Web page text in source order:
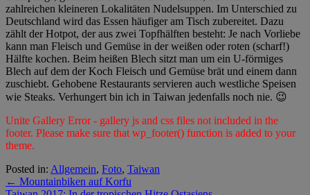
zahlreichen kleineren Lokalitäten Nudelsuppen. Im Unterschied zu
Deutschland wird das Essen häufiger am Tisch zubereitet. Dazu
zählt der Hotpot, der aus zwei Topfhälften besteht: Je nach Vorliebe
kann man Fleisch und Gemüse in der weißen oder roten (scharf!)
Hälfte kochen. Beim heißen Blech sitzt man um ein U-förmiges
Blech auf dem der Koch Fleisch und Gemüse brät und einem dann
zuschiebt. Gehobene Restaurants servieren auch westliche Speisen
wie Steaks. Verhungert bin ich in Taiwan jedenfalls noch nie. 😉
Unite Gallery Error - gallery js and css files not included in the
footer. Please make sure that wp_footer() function is added to your
theme.
Posted in: Allgemein, Foto, Taiwan
← Mountainbiken auf Korfu